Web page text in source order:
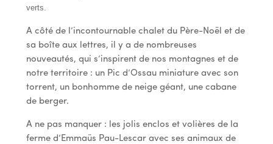
verts.
A côté de l’incontournable chalet du Père-Noël et de
sa boîte aux lettres, il y a de nombreuses
nouveautés, qui s’inspirent de nos montagnes et de
notre territoire : un Pic d’Ossau miniature avec son
torrent, un bonhomme de neige géant, une cabane
de berger.
A ne pas manquer : les jolis enclos et volières de la
ferme d’Emmaüs Pau-Lescar avec ses animaux de